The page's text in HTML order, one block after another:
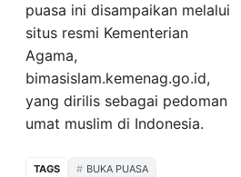
puasa ini disampaikan melalui
situs resmi Kementerian
Agama,
bimasislam.kemenag.go.id,
yang dirilis sebagai pedoman
umat muslim di Indonesia.
TAGS
BUKA PUASA